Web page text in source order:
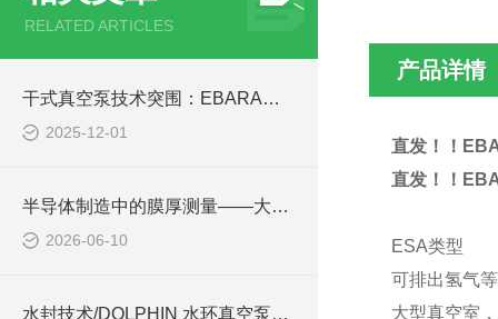
RELATED ARTICLES
干式真空泵技术突围：EBARA荏原ESA25-D如何攻克半导体制造“呼吸难题“
2025-12-01
半导体制造中的膜厚测量——大塚电子膜厚仪的应用实例
2026-06-10
水封技术/DOLPHIN 水环真空泵和压缩机
产品详情
直发！！
直发！！
ESA类型
可排出氢气
大型真空室